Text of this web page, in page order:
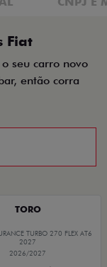
Fiat
seu carro novo
então corra
TORO
TURBO 270 FLEX AT6
2027
2026/2027